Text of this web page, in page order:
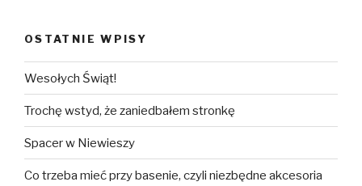
i
zbiornik
na
deszczówkę.
OSTATNIE WPISY
Wesołych Świąt!
Trochę wstyd, że zaniedbałem stronkę
Spacer w Niewieszy
Co trzeba mieć przy basenie, czyli niezbędne akcesoria